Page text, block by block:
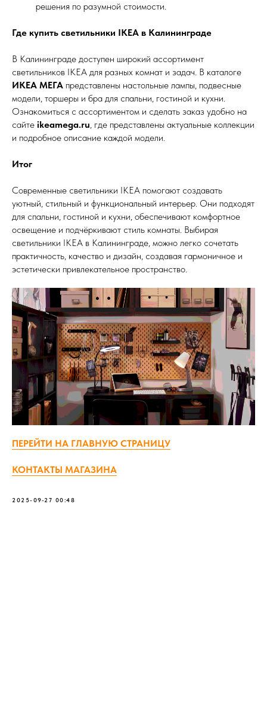
решения по разумной стоимости.
Где купить светильники IKEA в Калининграде
В Калининграде доступен широкий ассортимент
светильников IKEA для разных комнат и задач. В каталоге
ИКЕА МЕГА представлены настольные лампы, подвесные
модели, торшеры и бра для спальни, гостиной и кухни.
Ознакомиться с ассортиментом и сделать заказ удобно на
сайте ikeamega.ru, где представлены актуальные коллекции
и подробное описание каждой модели.
Итог
Современные светильники IKEA помогают создавать
уютный, стильный и функциональный интерьер. Они подходят
для спальни, гостиной и кухни, обеспечивают комфортное
освещение и подчёркивают стиль комнаты. Выбирая
светильники IKEA в Калининграде, можно легко сочетать
практичность, качество и дизайн, создавая гармоничное и
эстетически привлекательное пространство.
ПЕРЕЙТИ НА ГЛАВНУЮ СТРАНИЦУ
КОНТАКТЫ МАГАЗИНА
2025-09-27 00:48